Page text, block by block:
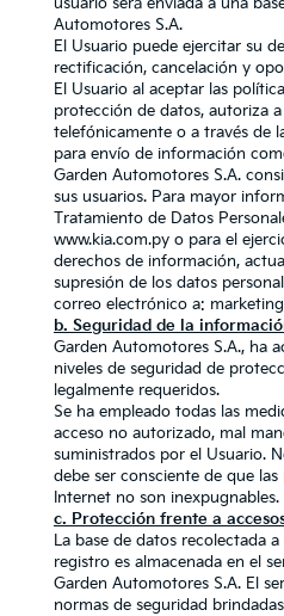
Automotores S.A.
El Usuario puede ejercitar su
rectificación, cancelación y
El Usuario al aceptar las
protección de datos, autoriza
telefónicamente o a través de
para envío de información
Garden Automotores S.A.
sus usuarios. Para mayor
Tratamiento de Datos
www.kia.com.py o para el
derechos de información,
supresión de los datos
correo electrónico a:
b. Seguridad de la
Garden Automotores S.A., ha
niveles de seguridad de
legalmente requeridos.
Se ha empleado todas las
acceso no autorizado, mal
suministrados por el Usuario.
debe ser consciente de que
Internet no son inexpugnables.
c. Protección frente a
La base de datos recolectada
registro es almacenada en el
Garden Automotores S.A. El
normas de seguridad